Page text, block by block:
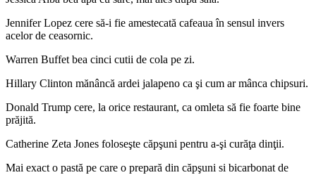
Jennifer Lopez cere să-i fie amestecată cafeaua în sensul invers
acelor de ceasornic.
Warren Buffet bea cinci cutii de cola pe zi.
Hillary Clinton mănâncă ardei jalapeno ca şi cum ar mânca chipsuri.
Donald Trump cere, la orice restaurant, ca omleta să fie foarte bine
prăjită.
Catherine Zeta Jones foloseşte căpşuni pentru a-şi curăţa dinţii.
Mai exact o pastă pe care o prepară din căpşuni si bicarbonat de